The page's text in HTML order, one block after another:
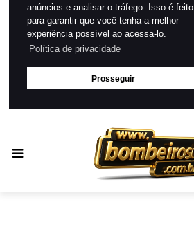
anúncios e analisar o tráfego. Isso é feito
para garantir que você tenha a melhor
experiência possível ao acessa-lo.
Política de privacidade
Prosseguir